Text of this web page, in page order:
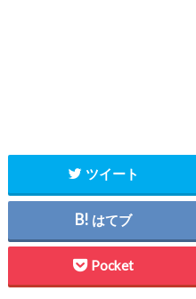
ツイート
はてブ
Pocket